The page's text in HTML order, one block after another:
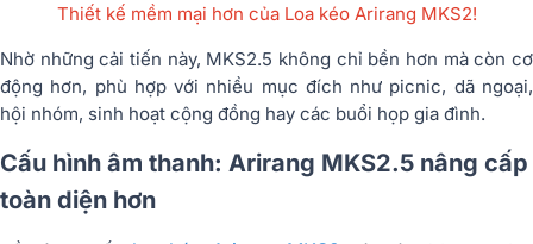
Thiết kế mềm mại hơn của Loa kéo Arirang MKS2!
Nhờ những cải tiến này, MKS2.5 không chỉ bền hơn mà còn cơ
động hơn, phù hợp với nhiều mục đích như picnic, dã ngoại,
hội nhóm, sinh hoạt cộng đồng hay các buổi họp gia đình.
Cấu hình âm thanh: Arirang MKS2.5 nâng cấp
toàn diện hơn